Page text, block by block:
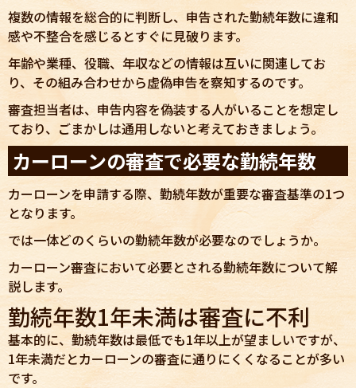
複数の情報を総合的に判断し、申告された勤続年数に違和
感や不整合を感じるとすぐに見破ります。
年齢や業種、役職、年収などの情報は互いに関連してお
り、その組み合わせから虚偽申告を察知するのです。
審査担当者は、申告内容を偽装する人がいることを想定し
ており、ごまかしは通用しないと考えておきましょう。
カーローンの審査で必要な勤続年数
カーローンを申請する際、勤続年数が重要な審査基準の1つ
となります。
では一体どのくらいの勤続年数が必要なのでしょうか。
カーローン審査において必要とされる勤続年数について解
説します。
勤続年数1年未満は審査に不利
基本的に、勤続年数は最低でも1年以上が望ましいですが、
1年未満だとカーローンの審査に通りにくくなることが多い
です。